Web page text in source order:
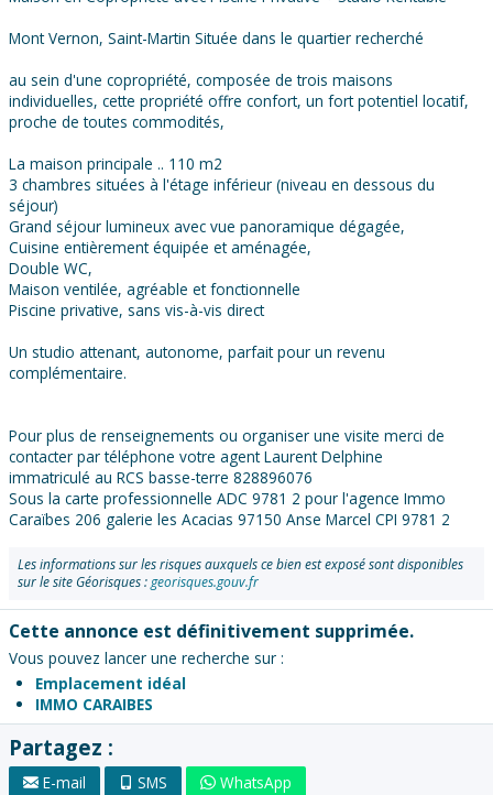
Mont Vernon, Saint-Martin Située dans le quartier recherché
au sein d'une copropriété, composée de trois maisons
individuelles, cette propriété offre confort, un fort potentiel locatif,
proche de toutes commodités,
La maison principale .. 110 m2
3 chambres situées à l'étage inférieur (niveau en dessous du
séjour)
Grand séjour lumineux avec vue panoramique dégagée,
Cuisine entièrement équipée et aménagée,
Double WC,
Maison ventilée, agréable et fonctionnelle
Piscine privative, sans vis-à-vis direct
Un studio attenant, autonome, parfait pour un revenu
complémentaire.
Pour plus de renseignements ou organiser une visite merci de
contacter par téléphone votre agent Laurent Delphine
immatriculé au RCS basse-terre 828896076
Sous la carte professionnelle ADC 9781 2 pour l'agence Immo
Caraïbes 206 galerie les Acacias 97150 Anse Marcel CPI 9781 2
Les informations sur les risques auxquels ce bien est exposé sont disponibles
sur le site Géorisques :georisques.gouv.fr
Cette annonce est définitivement supprimée.
Vous pouvez lancer une recherche sur :
Emplacement idéal
IMMO CARAIBES
Partagez :
E-mail SMS
WhatsApp